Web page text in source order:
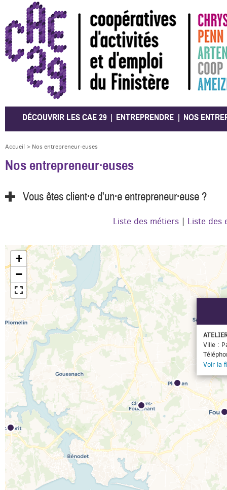
CAE 29
DÉCOUVRIR LES CAE 29 ENTREPRENDRE NOS
Accueil > Nos entrepreneur·euses
Nos entrepreneur·euses
Vous êtes client·e d'un·e entrepreneur·euse ?
Liste des métiers Liste des
Ville :
Voir la
+
−